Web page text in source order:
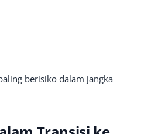
berisiko dalam jangka